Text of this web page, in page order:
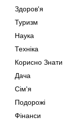
Здоров'я
Туризм
Наука
Техніка
Корисно Знати
Дача
Сім'я
Подорожі
Фінанси